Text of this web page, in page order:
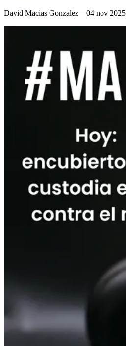
David Macias Gonzalez—04 nov 2025